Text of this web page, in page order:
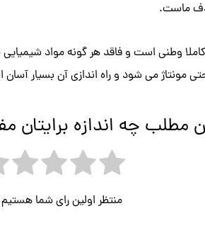
ماست.
وطنی است و فاقد هر گونه مواد
مونتاژ می شود و راه اندازی آن بسیار
مطلب چه اندازه برایتان
منتظر اولین رای شما هستیم